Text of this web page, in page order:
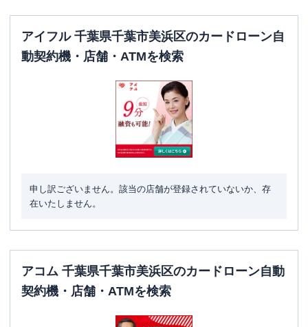
日祝：-
ATM ✕
駐車場
千葉県千葉市美浜区中瀬2-6-1
アイフル 千葉県千葉市美浜区のカードローン自
動契約機・店舗・ATMを検索
申し訳ございません。該当の店舗が登録されていないか、存
在いたしません。
アコム 千葉県千葉市美浜区のカードローン自動
契約機・店舗・ATMを検索